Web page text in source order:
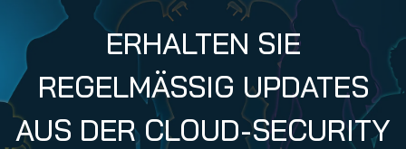
ERHALTEN SIE
REGELMÄSSIG UPDATES A
US DER CLOUD-SECURITY W